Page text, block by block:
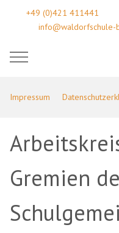
+49 (0)421 411441
Mobile Menu Toggle
Impressum
Gremien